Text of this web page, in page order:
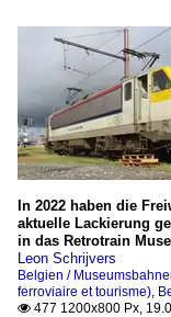
In 2022 haben die
aktuelle Lackierung
in das Retrotrain
Leon Schrijvers
Belgien /
ferroviaire et tourisme),
 477 1200x800 Px,